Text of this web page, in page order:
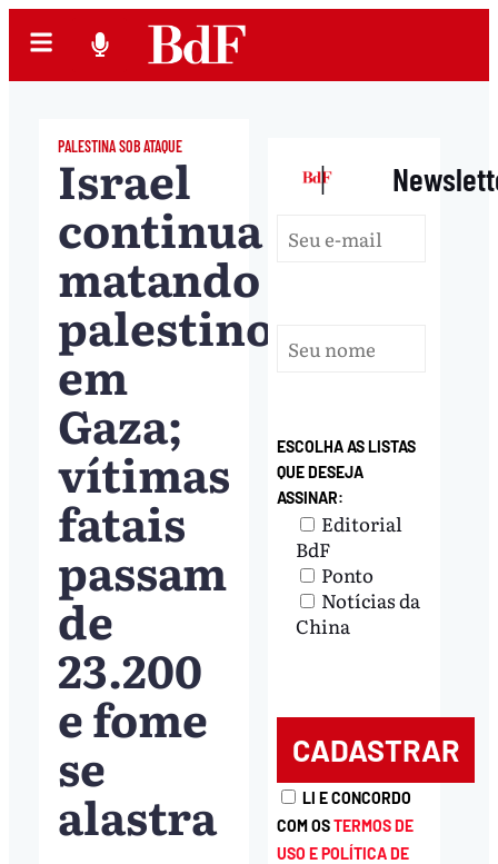
PALESTINA SOB ATAQUE
Israel
continua
matando
palestinos
em
Gaza;
vítimas
fatais
passam
de
23.200
e fome
se
alastra
|
ESCOLHA AS LISTAS
QUE DESEJA
ASSINAR:
Editorial
BdF
Ponto
Notícias da
China
LI E CONCORDO
COM OSTERMOS DE
USO E POLÍTICA DE